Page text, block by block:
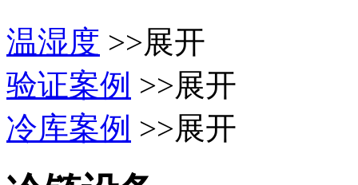
温湿度 >>展开
验证案例 >>展开
冷库案例 >>展开